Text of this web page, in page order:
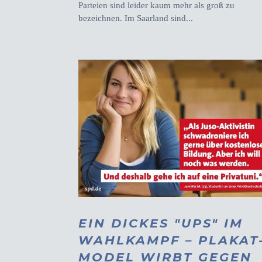
Parteien sind leider kaum mehr als groß zu
bezeichnen. Im Saarland sind...
EIN DICKES "UPS" IM
WAHLKAMPF –
MODEL WIRBT GEGEN